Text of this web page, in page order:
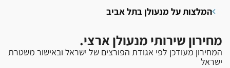
המלצות על מנעולן בתל אביב
מחירון שירותי מנעולן ארצי.
המחירון מעודכן לפי אגודת הפורצים של ישראל ובאישור משטרת
ישראל